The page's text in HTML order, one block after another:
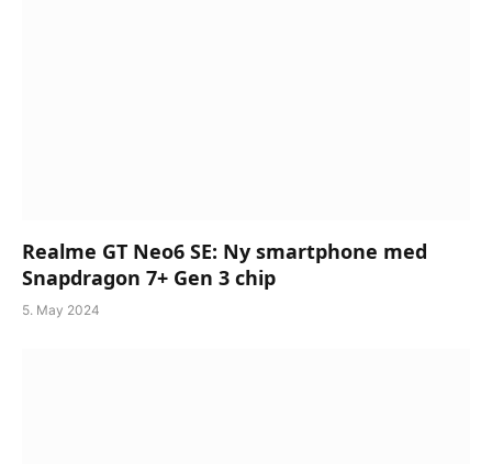
Realme GT Neo6 SE: Ny smartphone med
Snapdragon 7+ Gen 3 chip
5. May 2024